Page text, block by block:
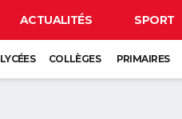
ACTUALITÉS SPORT
LYCÉES COLLÈGES PRIMAIRES